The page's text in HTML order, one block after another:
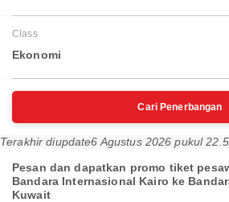
Class
Ekonomi
Cari Penerbangan
Terakhir diupdate6 Agustus 2026 pukul
Pesan dan dapatkan promo tiket
Bandara Internasional Kairo ke
Kuwait